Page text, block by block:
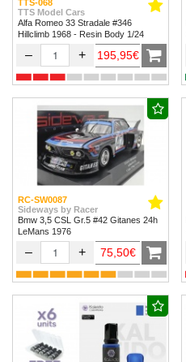
TTS-068
TTS Model Cars
Alfa Romeo 33 Stradale #346
Hillclimb 1968 - Resin Body 1/24
– + 195,95€
RC-SW0087
Sideways by Racer
Bmw 3,5 CSL Gr.5 #42 Gitanes 24h
LeMans 1976
– + 75,50€